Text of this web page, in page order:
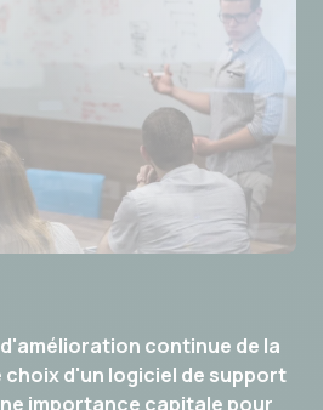
continue de la
choix d'un logiciel de support
importance capitale pour